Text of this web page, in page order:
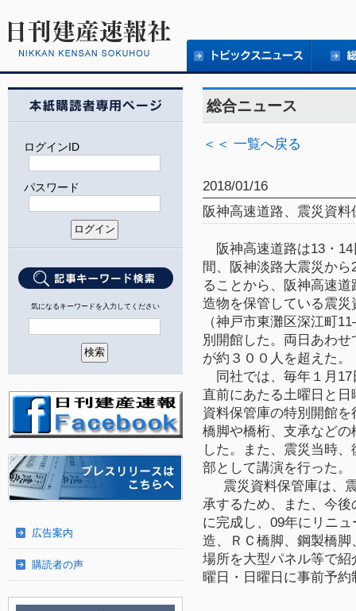
ログインID
パスワード
気になるキーワードを入力してください
広告案内
購読者の声
総合ニュース
＜＜ 一覧へ戻る
2018/01/16
阪神高速道路、震災資
阪神高速道路は13 ・ 14
間、阪神淡路大震災から
ることから、阪神高速道
造物を保管している震災
（神戸市東灘区深江町11
別開館した。両日あわせ
が約３００人を超えた。
同社では、毎年１月 17
直前にあたる土曜日と日
資料保管庫の特別開館
橋脚や橋桁、支承など
した。また、震災当時
部として講演を行った。
震災資料保管庫は、
承するため、また、今
に完成し、 09年にリニ
造、ＲＣ橋脚、鋼製橋
場所を大型パネル等で
曜日・日曜日に事前予